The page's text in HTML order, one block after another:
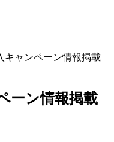
キャンペーン情報掲載
ーン情報掲載